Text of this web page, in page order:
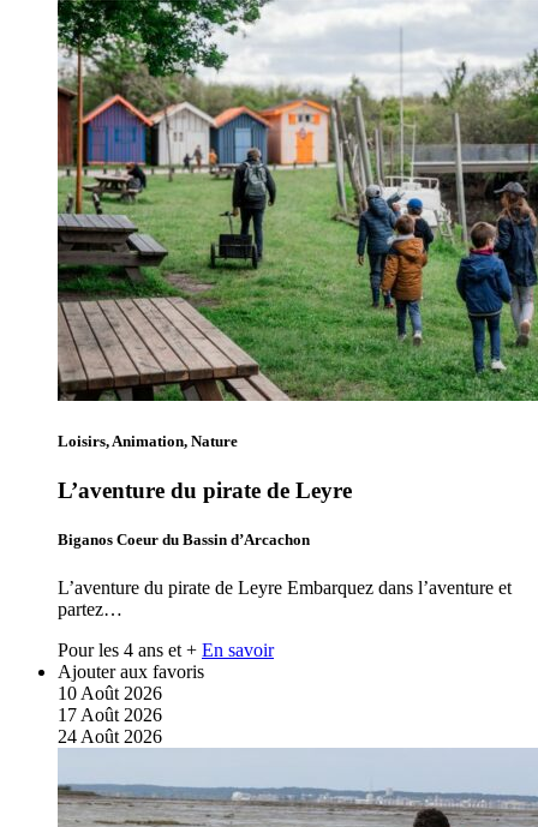
Loisirs, Animation, Nature
L’aventure du pirate de Leyre
Biganos Coeur du Bassin d’Arcachon
L’aventure du pirate de Leyre Embarquez dans l’aventure et
partez…
Pour les 4 ans et + En savoir
Ajouter aux favoris
10 Août 2026
17 Août 2026
24 Août 2026